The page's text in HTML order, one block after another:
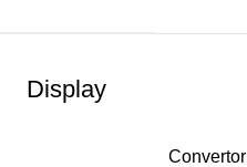
Display
Convertor